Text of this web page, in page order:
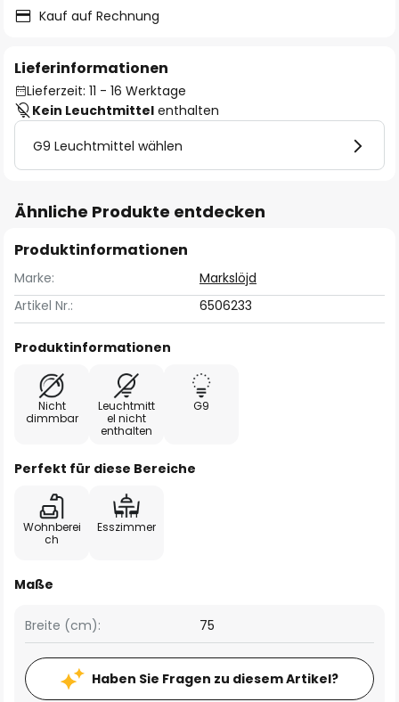
Kauf auf Rechnung
Lieferinformationen
Lieferzeit: 11 - 16 Werktage
Kein Leuchtmittel enthalten
G9 Leuchtmittel wählen
Ähnliche Produkte entdecken
Produktinformationen
Marke:
Markslöjd
Artikel Nr.:
6506233
Produktinformationen
Nicht
dimmbar
Leuchtmitt
el nicht
enthalten
G9
Perfekt für diese Bereiche
Wohnberei
ch
Esszimmer
Maße
Breite (cm): 75
Haben Sie Fragen zu diesem Artikel?